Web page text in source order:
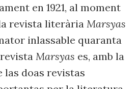
en 1921, al moment
revista literària Marsyas
inlassable quaranta
Marsyas es, amb la
las doas revistas